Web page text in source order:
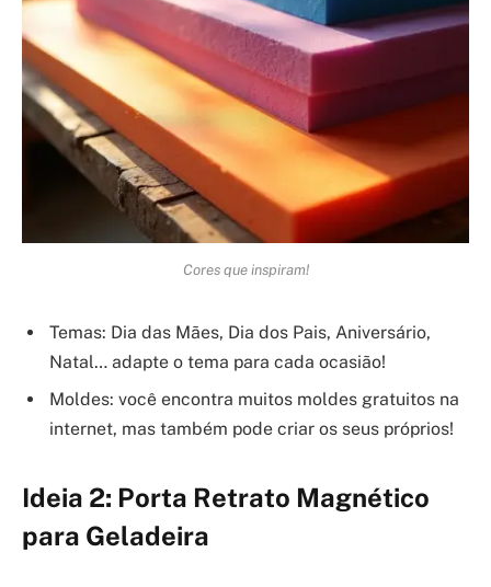
Cores que inspiram!
Temas: Dia das Mães, Dia dos Pais, Aniversário,
Natal… adapte o tema para cada ocasião!
Moldes: você encontra muitos moldes gratuitos na
internet, mas também pode criar os seus próprios!
Ideia 2: Porta Retrato Magnético
para Geladeira